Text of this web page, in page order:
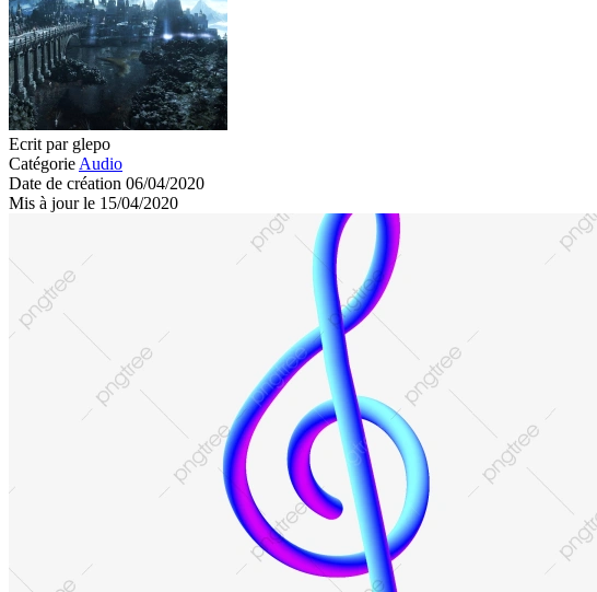
Ecrit par glepo
Catégorie Audio
Date de création 06/04/2020
Mis à jour le 15/04/2020